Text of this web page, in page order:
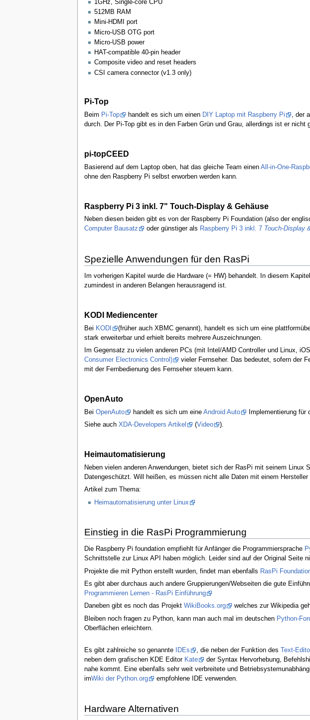
1GHz, Single-core CPU
512MB RAM
Mini-HDMI port
Micro-USB OTG port
Micro-USB power
HAT-compatible 40-pin header
Composite video and reset headers
CSI camera connector (v1.3 only)
Pi-Top
Beim Pi-Top handelt es sich um einen DIY Laptop mit Raspberry Pi
, der
durch. Der Pi-Top gibt es in den Farben Grün und Grau, allerdings ist er
pi-topCEED
Basierend auf dem Laptop oben, hat das gleiche Team einen All-in-One-
ohne den Raspberry Pi selbst erworben werden kann.
Raspberry Pi 3 inkl. 7" Touch-Display & Gehäuse
Neben diesen beiden gibt es von der Raspberry Pi Foundation (also der
Computer Bausatz
oder günstiger als Raspberry Pi 3 inkl. 7Touch-Display
Spezielle Anwendungen für den RasPi
Im vorherigen Kapitel wurde die Hardware (= HW) behandelt. In diesem
zumindest in anderen Belangen herausragend ist.
KODI Mediencenter
Bei KODI
(früher auch XBMC genannt), handelt es sich um eine
stark erweiterbar und erhielt bereits mehrere Auszeichnungen.
Im Gegensatz zu vielen anderen PCs (mit Intel/AMD Controller und Linux,
Consumer Electronics Control)
vieler Fernseher. Das bedeutet, sofern der
mit der Fernbedienung des Fernseher steuern kann.
OpenAuto
Bei OpenAuto handelt es sich um eine Android Auto
Implementierung für
Siehe auch XDA-Developers Artikel (Video ).
Heimautomatisierung
Neben vielen anderen Anwendungen, bietet sich der RasPi mit seinem
Datengeschützt. Will heißen, es müssen nicht alle Daten mit einem Hersteller
Artikel zum Thema:
Heimautomatisierung unter Linux
Einstieg in die RasPi Programmierung
Die Raspberry Pi foundation empfiehlt für Anfänger die Programmiersprache
Schnittstelle zur Linux API haben möglich. Leider sind auf der Original Seite
Projekte die mit Python erstellt wurden, findet man ebenfalls RasPi
Es gibt aber durchaus auch andere Gruppierungen/Webseiten die gute
Programmieren Lernen - RasPi Einführung
Daneben gibt es noch das Projekt WikiBooks.org welches zur Wikipedia
Bleiben noch fragen zu Python, kann man auch mal im deutschen Python-
Oberflächen erleichtern.
Es gibt zahlreiche so genannte IDEs , die neben der Funktion des Text-
neben dem grafischen KDE Editor Kate der Syntax Hervorhebung,
nahe kommt. Eine ebenfalls sehr weit verbreitete und
imWiki der Python.org empfohlene IDE verwenden.
Hardware Alternativen